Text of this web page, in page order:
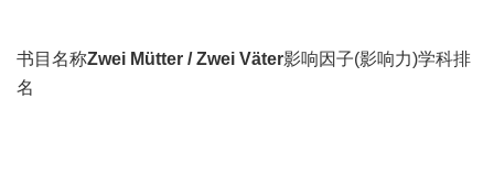
书目名称Zwei Mütter / Zwei Väter影响因子(影响力)学科排
名